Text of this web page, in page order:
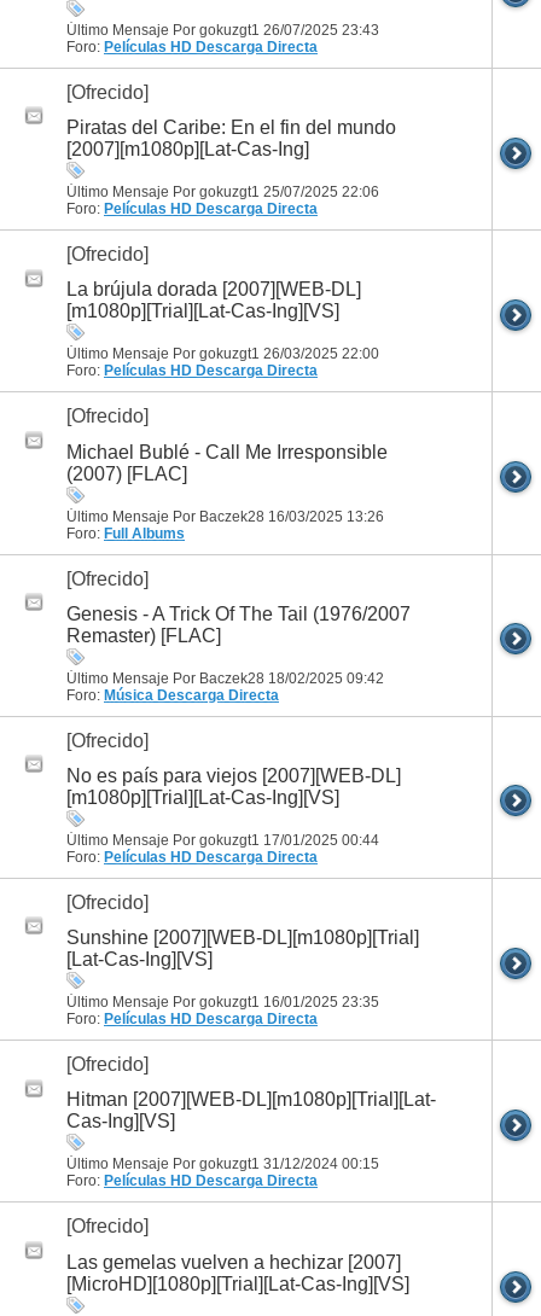
Último Mensaje Por gokuzgt1 26/07/2025 23:43
Foro: Películas HD Descarga Directa
[Ofrecido]
Piratas del Caribe: En el fin del mundo
[2007][m1080p][Lat-Cas-Ing]
Último Mensaje Por gokuzgt1 25/07/2025 22:06
Foro: Películas HD Descarga Directa
[Ofrecido]
La brújula dorada [2007][WEB-DL]
[m1080p][Trial][Lat-Cas-Ing][VS]
Último Mensaje Por gokuzgt1 26/03/2025 22:00
Foro: Películas HD Descarga Directa
[Ofrecido]
Michael Bublé - Call Me Irresponsible
(2007) [FLAC]
Último Mensaje Por Baczek28 16/03/2025 13:26
Foro: Full Albums
[Ofrecido]
Genesis - A Trick Of The Tail (1976/2007
Remaster) [FLAC]
Último Mensaje Por Baczek28 18/02/2025 09:42
Foro: Música Descarga Directa
[Ofrecido]
No es país para viejos [2007][WEB-DL]
[m1080p][Trial][Lat-Cas-Ing][VS]
Último Mensaje Por gokuzgt1 17/01/2025 00:44
Foro: Películas HD Descarga Directa
[Ofrecido]
Sunshine [2007][WEB-DL][m1080p][Trial]
[Lat-Cas-Ing][VS]
Último Mensaje Por gokuzgt1 16/01/2025 23:35
Foro: Películas HD Descarga Directa
[Ofrecido]
Hitman [2007][WEB-DL][m1080p][Trial][Lat-
Cas-Ing][VS]
Último Mensaje Por gokuzgt1 31/12/2024 00:15
Foro: Películas HD Descarga Directa
[Ofrecido]
Las gemelas vuelven a hechizar [2007]
[MicroHD][1080p][Trial][Lat-Cas-Ing][VS]